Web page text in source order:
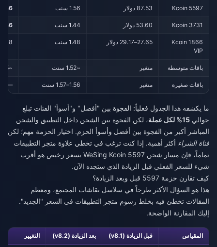
5597 Kcoin 87.53 دولار 1.56 سنت 1.36 سنت
3731 Kcoin 53.60 دولار 1.44 سنت 1.36 سنت
1866 Kcoin
VIP
27.65–29.17 دولار 1.48 سنت 1.48 سنت
باقات متوسطة متغير ~1.52 سنت ~1.45 سنت
باقات صغيرة متغير 1.56–1.57 سنت —
ما يكشفه هذا الجدول فعلياً: الفجوة بين "أفضل" و"أسوأ" الفئات تبلغ
حوالي 15% لكل عملة
، لكن الفجوة بين الشحن داخل التطبيق والشحن
المباشر أكبر من الفجوة بين أفضل وأسوأ الحزم. اختيار الحزمة مهم؛ لكن
قناة الشراء أكثر أهمية. إذا كنت ترغب في تخطي علاوة متجر التطبيقات
تماماً، فإن مسار شحن WeSing Kcoin 5597 بسعر رخيص
هو أقرب
شيء للسعر الفعلي قبل الزيادة الذي ستجده الآن.
كيف تقارن حزمة 5597 قبل وبعد الزيادة؟
هذا هو السؤال الأكثر طرحاً في سلاسل نقاشات المجتمع، ومعظم
المقالات تخطئ فيه بخلط رسوم متجر التطبيقات في السعر "الجديد".
إليك المقارنة الواضحة.
المقياس قبل الزيادة (v8.1) بعد الزيادة (v8.2) التغيير